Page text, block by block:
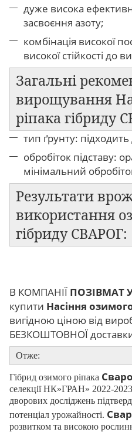
дуже висока
засвоєння азоту;
комбінація високої
високої стійкості до
Загальні
вирощування
ріпака гібриду
тип ґрунту: підходить
обробіток підставу:
мінімальний
Результати
використання
гібриду СВАРОГ:
В КОМПАНІЇ ПОЗІВМАТ
купити Насіння
вигідною ціною від
БЕЗКОШТОВНОЇ доставки
Отже:
Гібрид озимого ріпака
селекції НК»ГРАН» 2022-
дворових досліджень
потенціал урожайності.
розвитком та високою